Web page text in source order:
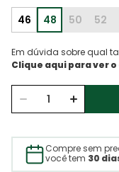
46 48 50 52
Em dúvida sobre qual
Compre sem
você tem 30